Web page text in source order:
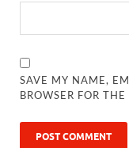
SAVE MY NAME,
BROWSER FOR